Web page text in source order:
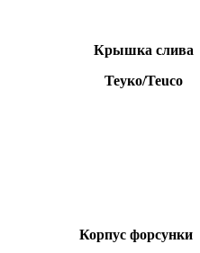
Крышка слива
Теуко/Teuco
Корпус форсунки